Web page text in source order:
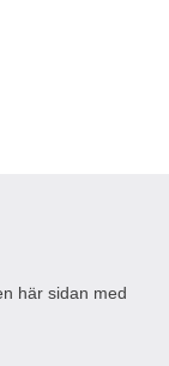
här sidan med